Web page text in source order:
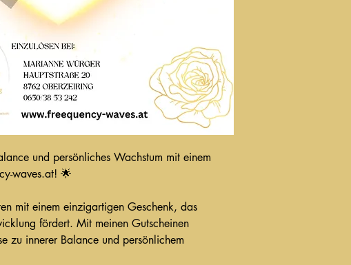
und persönliches Wachstum mit einem
waves.at! 🌟
mit einem einzigartigen Geschenk, das
fördert. Mit meinen Gutscheinen
zu innerer Balance und persönlichem